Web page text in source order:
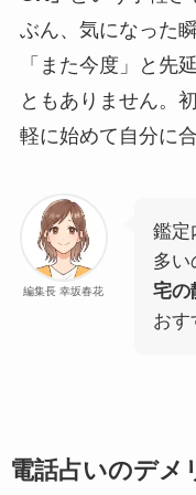
ぶん、気になった
「また今度」と先
ともありません。
軽に始めて自分に
編集長 幸坂春花
鑑定
多い
宅の
おす
電話占いのデメ